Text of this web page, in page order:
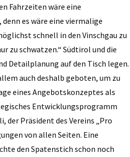
Fahrzeiten wäre eine
es wäre eine viermalige
schnell in den Vinschgau zu
zu schwatzen.“ Südtirol und die
Detailplanung auf den Tisch legen.
auch deshalb geboten, um zu
eines Angebotskonzeptes als
Entwicklungsprogramm
der Präsident des Vereins „Pro
von allen Seiten. Eine
den Spatenstich schon noch